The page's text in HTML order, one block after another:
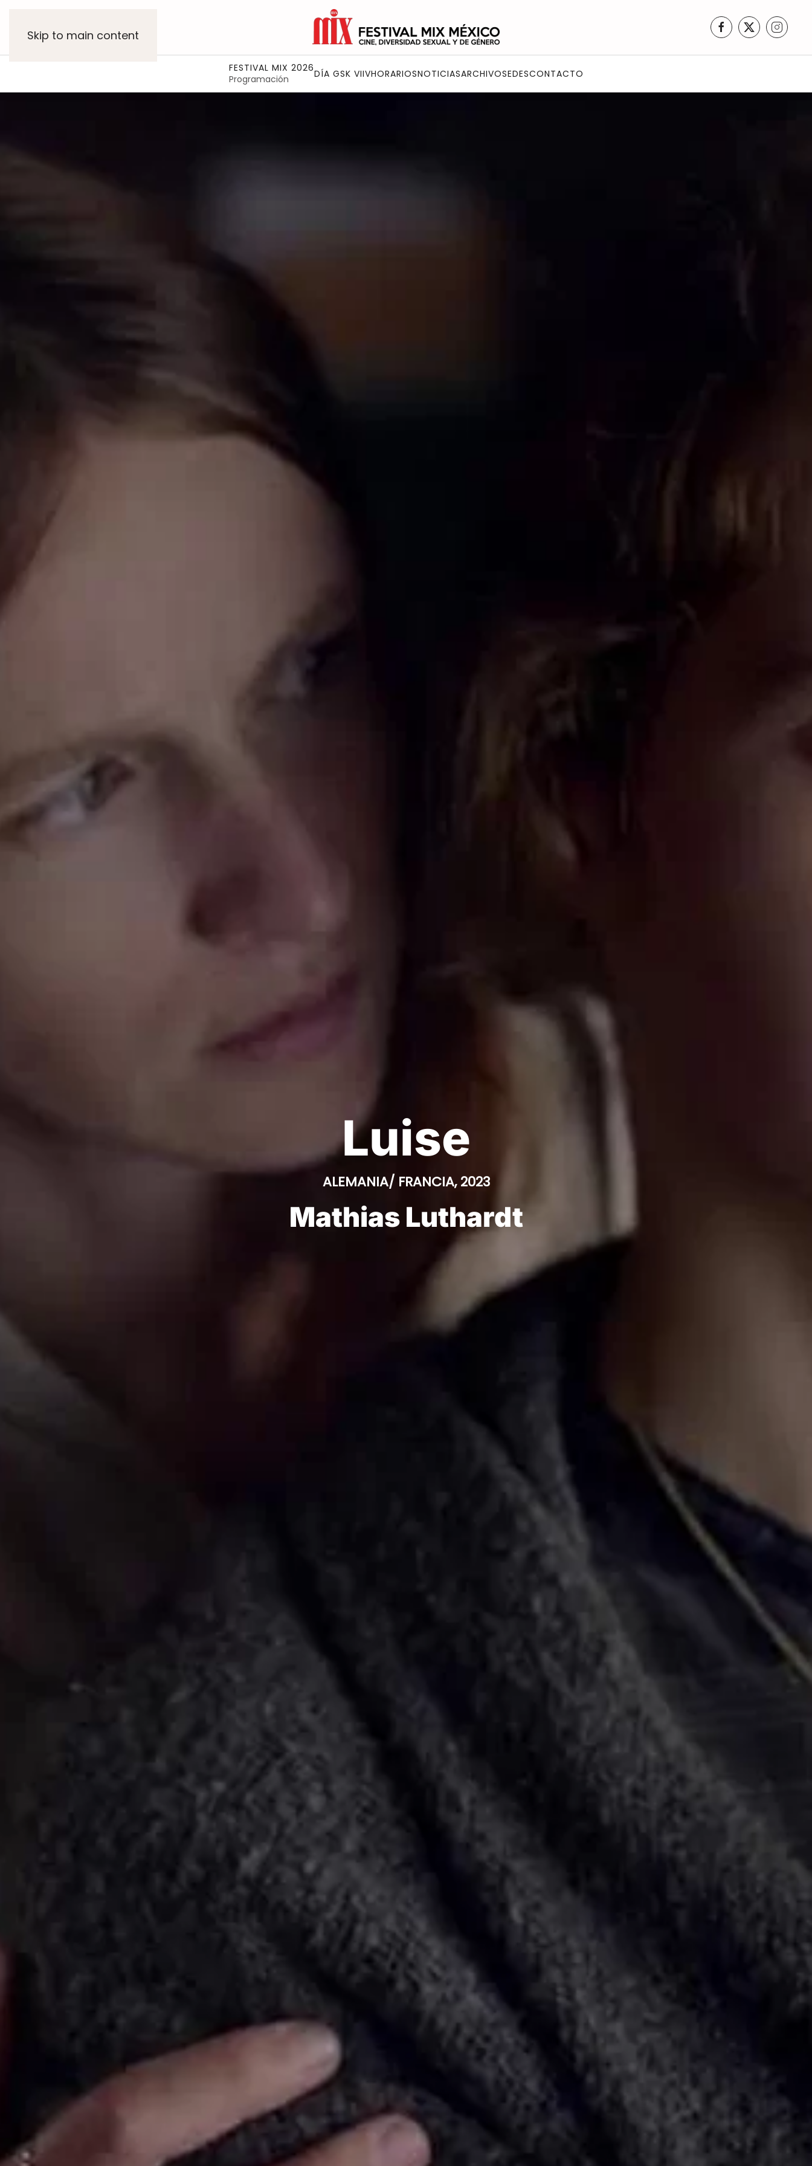
Skip to main content
FESTIVAL MIX 2026
Programación
DÍA GSK VIIVHORARIOSNOTICIASARCHIVOSEDESCONTACTO
Luise
ALEMANIA/ FRANCIA, 2023
Mathias Luthardt